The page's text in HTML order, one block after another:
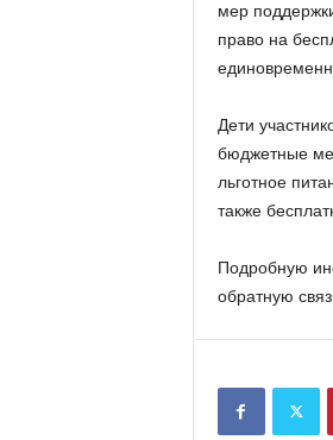
мер
право на
Дети
бюджетные
льготное
также
Подробную
обратную